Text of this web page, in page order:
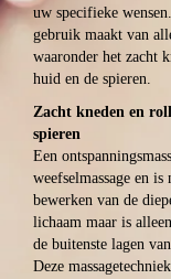
uw specifieke
gebruik maakt van
waaronder het zacht
huid en de spieren.
Zacht kneden en
spieren
Een
weefselmassage en
bewerken van de
lichaam maar is
de buitenste lagen
Deze